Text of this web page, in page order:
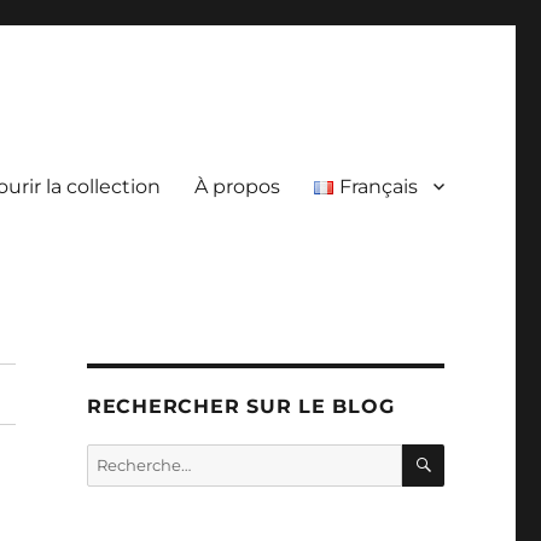
la collection À propos Français
RECHERCHER SUR LE BLOG
Recherche
pour :